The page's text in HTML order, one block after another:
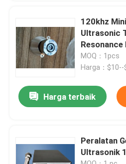
Hubungi kami
Permintaan Penawaran
Ultrasonic Transducer
Multi frekuensi Ultrasonic
120khz
Ultrasonic
MOQ：1pcs
Harga：$10--
Harga terbaik
Peralatan
Ultrasonik